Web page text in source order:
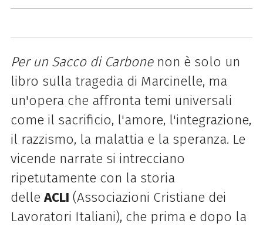
Per un Sacco di Carbonenon è solo un
libro sulla tragedia di Marcinelle, ma
un'opera che affronta temi universali
come il sacrificio, l'amore, l'integrazione,
il razzismo, la malattia e la speranza. Le
vicende narrate si intrecciano
ripetutamente con la storia
delleACLI (Associazioni Cristiane dei
Lavoratori Italiani), che prima e dopo la